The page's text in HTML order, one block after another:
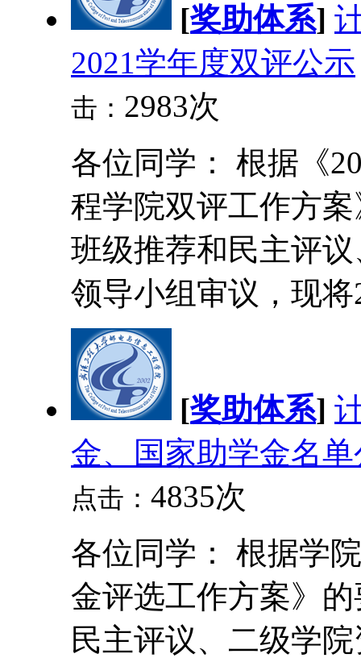
[奖助体系]
2021学年度双评公示
击： 2983次
各位同学： 根据《
程学院双评工作方
班级推荐和民主评
领导小组审议，现将
[奖助体系]
金、国家助学金名
点击： 4835次
各位同学： 根据学
金评选工作方案》
民主评议、二级学